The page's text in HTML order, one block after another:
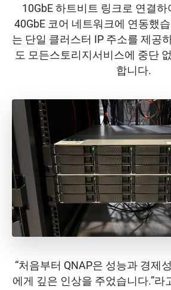
10GbE 하트비트 링크로 연결하
40GbE 코어 네트워크에 연동했
는 단일 클러스터 IP 주소를 제공
도 모든스토리지서비스에 중단
합니다.
“처음부터 QNAP은 성능과 경제
에게 깊은 인상을 주었습니다.”라